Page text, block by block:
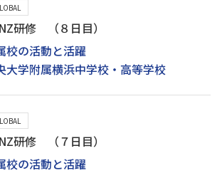
研修 （８日目）
校の活動と活躍
大学附属横浜中学校・高等学校
研修 （７日目）
校の活動と活躍